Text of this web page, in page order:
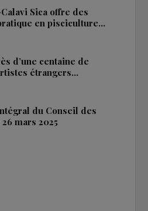
Sica offre des
en pisciculture…
d’une centaine de
étrangers…
du Conseil des
mars 2025